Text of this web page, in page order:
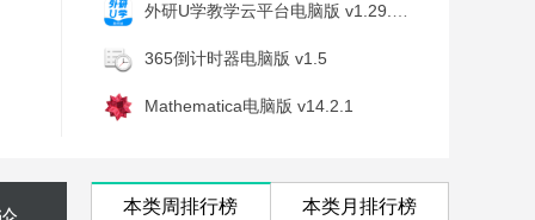
外研U学教学云平台电脑版 v1.29.0.989
365倒计时器电脑版 v1.5
Mathematica电脑版 v14.2.1
本类周排行榜 本类月排行榜